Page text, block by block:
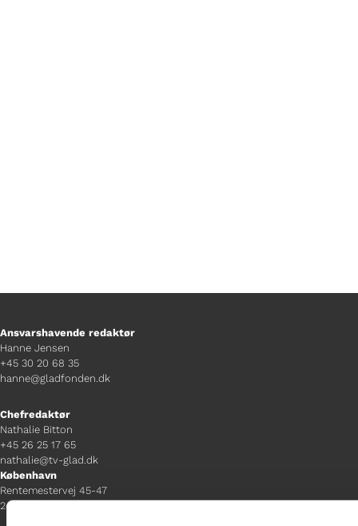
Ansvarshavende redaktør
Hanne Jensen
+45 30 20 68 35
hanne@gladfonden.dk
Chefredaktør
Nathalie Bitton
+45 26 25 17 65
nathalie@tv-glad.dk
København
Rentemestervej 45-47
2400 NV